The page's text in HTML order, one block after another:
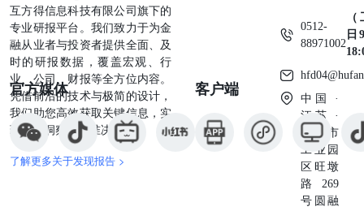
互方得信息科技有限公司旗下的
专业研报平台。我们致力于为金
融从业者与投资者提供全面、及
时的研报数据，覆盖宏观、行
业、公司、财报等全方位内容。
凭借前沿的技术与极简的设计，
我们助您高效获取关键信息，实
现深度洞察与精准决策。
了解更多关于发现报告 >
官方媒体 客户端
0512-
88971002
日
中国 ·
江苏 ·
苏州市
工业园
区旺墩
路269
号圆融